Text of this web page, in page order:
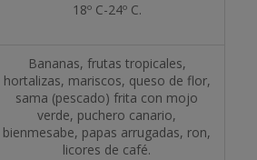
18º C-24º C.
Bananas, frutas tropicales,
hortalizas, mariscos, queso de flor,
sama (pescado) frita con mojo
verde, puchero canario,
bienmesabe, papas arrugadas, ron,
licores de café.